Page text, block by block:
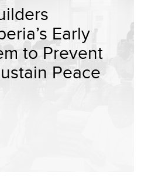
Early
to Prevent
Peace